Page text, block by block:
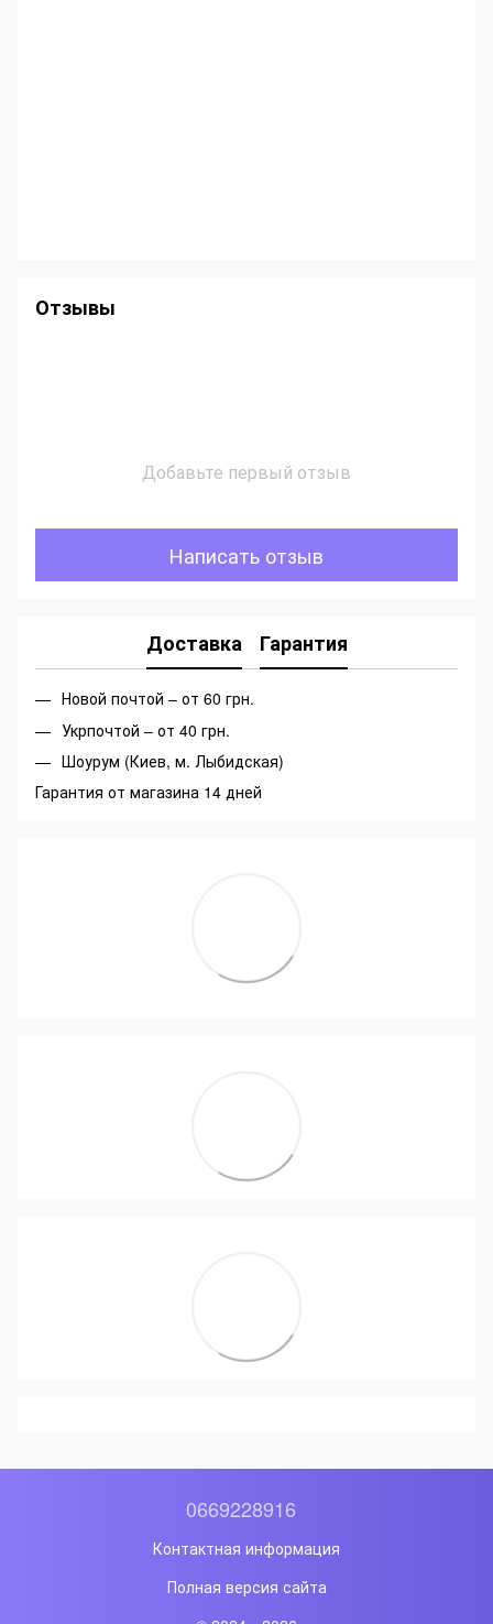
Отзывы
Добавьте первый отзыв
Написать отзыв
Доставка Гарантия
Новой почтой – от 60 грн.
Укрпочтой – от 40 грн.
Шоурум (Киев, м. Лыбидская)
Гарантия от магазина 14 дней
0669228916
Контактная информация
Полная версия сайта